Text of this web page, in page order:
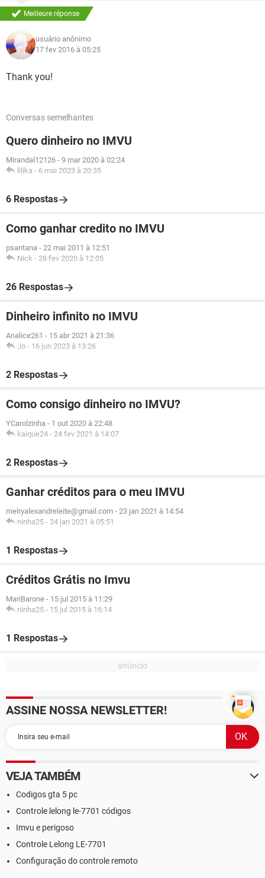
Meilleure réponse
usuário anônimo
17 fev 2016 à 05:25
Thank you!
Conversas semelhantes
Quero dinheiro no IMVU
Mirandal12126 - 9 mar 2020 à 02:24
lilika - 6 mai 2023 à 20:35
6 Respostas
Como ganhar credito no IMVU
psantana - 22 mai 2011 à 12:51
Nick - 28 fev 2020 à 12:05
26 Respostas
Dinheiro infinito no IMVU
Analice261 - 15 abr 2021 à 21:36
Jo - 16 jun 2023 à 13:26
2 Respostas
Como consigo dinheiro no IMVU?
YCarolzinha - 1 out 2020 à 22:48
kaique24 - 24 fev 2021 à 14:07
2 Respostas
Ganhar créditos para o meu IMVU
melryalexandreleite@gmail.com - 23 jan 2021 à 14:54
ninha25 - 24 jan 2021 à 05:51
1 Respostas
Créditos Grátis no Imvu
MariBarone - 15 jul 2015 à 11:29
ninha25 - 15 jul 2015 à 16:14
1 Respostas
ASSINE NOSSA NEWSLETTER!
VEJA TAMBÉM
Codigos gta 5 pc
Controle lelong le-7701 códigos
Imvu e perigoso
Controle Lelong LE-7701
Configuração do controle remoto